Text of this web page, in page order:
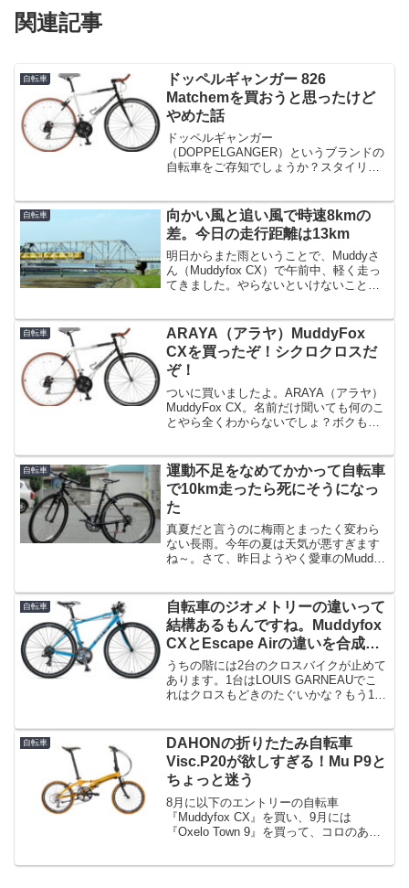
関連記事
自転車
ドッペルギャンガー 826
Matchemを買おうと思ったけど
やめた話
ドッペルギャンガー
（DOPPELGANGER）というブランドの
自転車をご存知でしょうか？スタイリッ
格で販売しているブランドです。急に自
転車が欲しくなり、ネットで色々と調...
自転車
向かい風と追い風で時速8kmの
差。今日の走行距離は13km
明日からまた雨ということで、Muddyさ
ん（Muddyfox CX）で午前中、軽く走っ
てきました。やらないといけないことも
袋とお財布を仕込んで出かけました。サ
ドル...
自転車
ARAYA（アラヤ）MuddyFox
CXを買ったぞ！シクロクロスだ
ぞ！
ついに買いましたよ。ARAYA（アラヤ）
MuddyFox CX。名前だけ聞いても何のこ
とやら全くわからないでしょ？ボクも先
ードバイクとクロスバイクの間の子と思
ってくださ...
自転車
運動不足をなめてかかって自転車
で10km走ったら死にそうになっ
た
真夏だと言うのに梅雨とまったく変わら
ない長雨。今年の夏は天気が悪すぎます
ね～。さて、昨日ようやく愛車のMuddy
つけてなかったのですが、結局、ライト
とメーターと...
自転車
自転車のジオメトリーの違いって
結構あるもんですね。Muddyfox
CXとEscape Airの違いを合成画
像で比較してみた。
うちの階には2台のクロスバイクが止めて
あります。1台はLOUIS GARNEAUでこ
れはクロスもどきのたぐいかな？もう1台
の中なのですが、この2台...
自転車
DAHONの折りたたみ自転車
Visc.P20が欲しすぎる！Mu P9と
ちょっと迷う
8月に以下のエントリーの自転車
『Muddyfox CX』を買い、9月には
『Oxelo Town 9』を買って、コロのある